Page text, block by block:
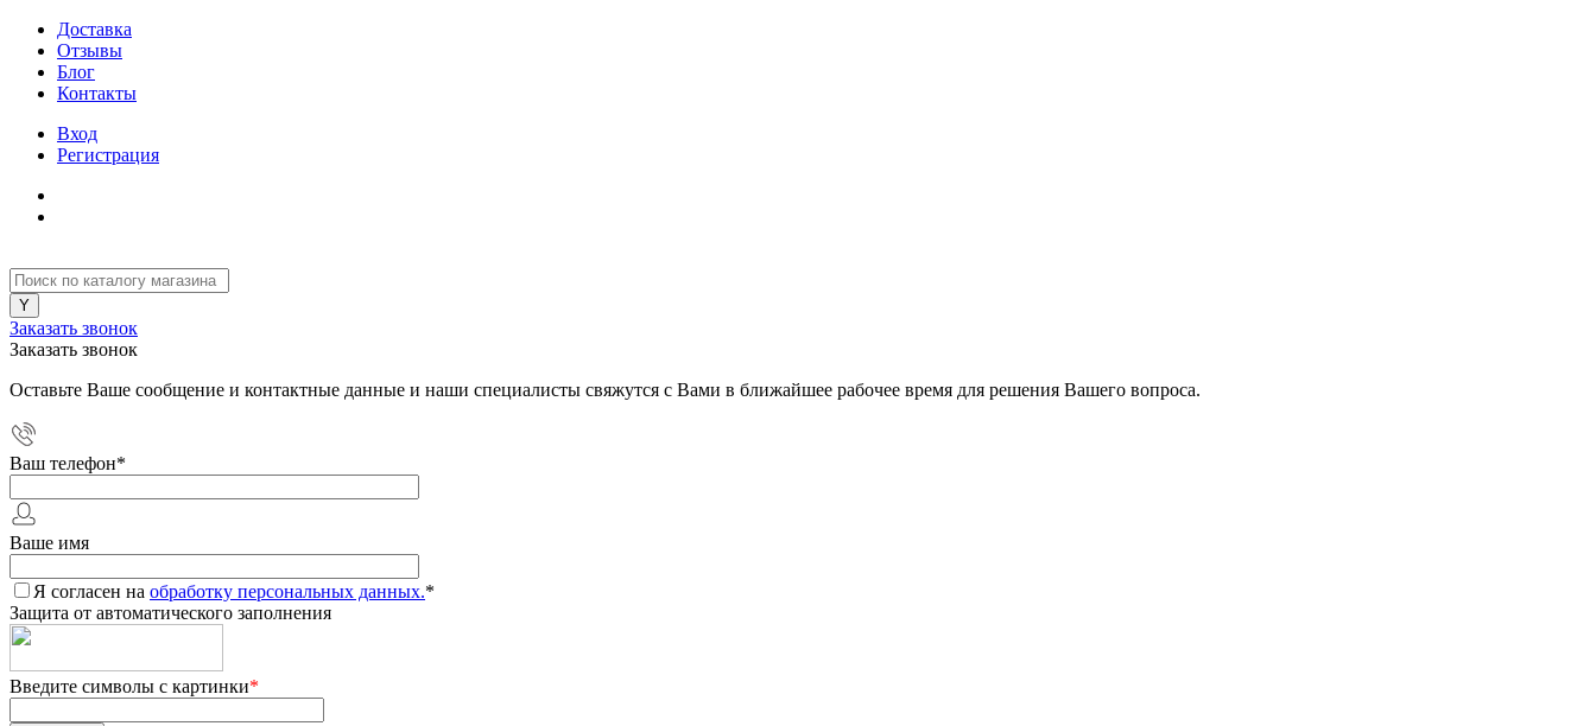
Доставка
Отзывы
Блог
Контакты
Вход
Регистрация
Заказать звонок
Заказать звонок
Оставьте Ваше сообщение и контактные данные и наши специалисты свяжутся с Вами в ближайшее рабочее время для решения Вашего вопроса.
Ваш телефон*
Ваше имя
Я согласен на обработку персональных данных.*
Защита от автоматического заполнения
Введите символы с картинки*